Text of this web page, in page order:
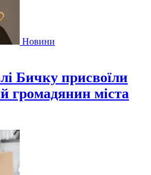
Новини
Бичку присвоїли
громадянин міста